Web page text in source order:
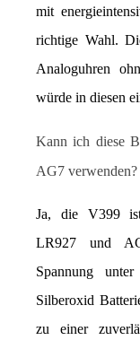
mit
richtige Wahl.
Analoguhren
würde in diesen
Kann ich diese
AG7 verwenden?
Ja, die V399
LR927 und
Spannung
Silberoxid
zu einer